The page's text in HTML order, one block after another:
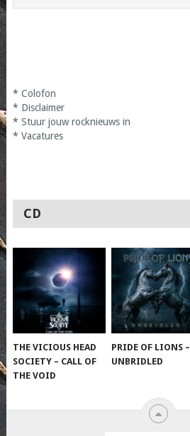
* Colofon
* Disclaimer
* Stuur jouw rocknieuws in
* Vacatures
CD
THE VICIOUS HEAD
SOCIETY – CALL OF
THE VOID
PRIDE OF LIONS –
UNBRIDLED